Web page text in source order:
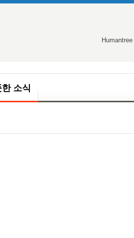
Humantree
소식
가 던진 시구 받아